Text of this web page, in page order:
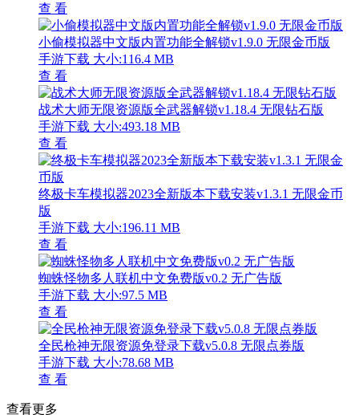
查 看
小偷模拟器中文版内置功能全解锁v1.9.0 无限金币版
手游下载 大小:116.4 MB
查 看
战术大师无限资源版全武器解锁v1.18.4 无限钻石版
手游下载 大小:493.18 MB
查 看
终极卡车模拟器2023全新版本下载安装v1.3.1 无限金币
版
手游下载 大小:196.11 MB
查 看
蜘蛛怪物多人联机中文免费版v0.2 无广告版
手游下载 大小:97.5 MB
查 看
全民枪神无限资源免登录下载v5.0.8 无限点券版
手游下载 大小:78.68 MB
查 看
查看更多